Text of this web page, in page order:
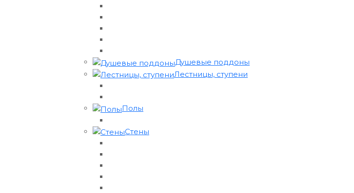
Душевые поддоны
Лестницы, ступени
Полы
Стены